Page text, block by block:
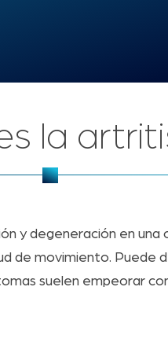
la
y degeneración en una
de movimiento. Puede
suelen empeorar